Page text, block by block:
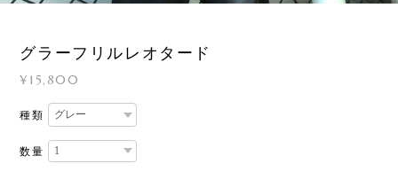
グラーフリルレオタード
¥15,800
種類
数量